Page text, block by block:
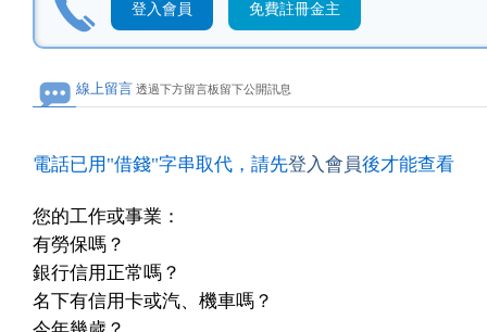
登入會員 免費註冊金主
線上留言 透過下方留言板留下公開訊息
電話已用"借錢"字串取代，請先登入會員後才能查看
您的工作或事業：
有勞保嗎？
銀行信用正常嗎？
名下有信用卡或汽、機車嗎？